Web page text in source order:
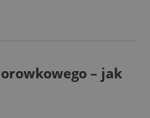
– jak